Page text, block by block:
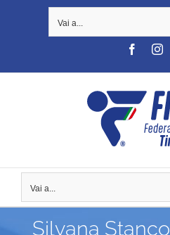
Vai a...
Vai a...
Silvana